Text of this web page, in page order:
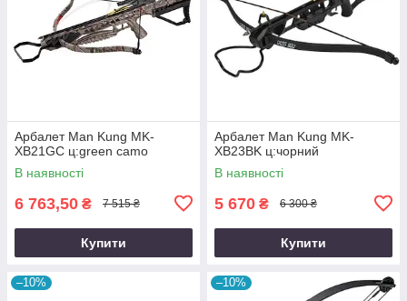
Арбалет Man Kung MK-
XB21GC ц:green camo
В наявності
6 763,50 ₴ 7 515 ₴
Купити
Арбалет Man Kung MK-
XB23BK ц:чорний
В наявності
5 670 ₴ 6 300 ₴
Купити
–10% –10%